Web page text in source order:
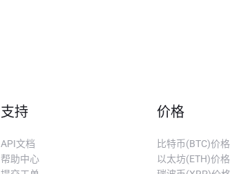
支持
API文档
帮助中心
价格
比特币(BTC)价格
以太坊(ETH)价格